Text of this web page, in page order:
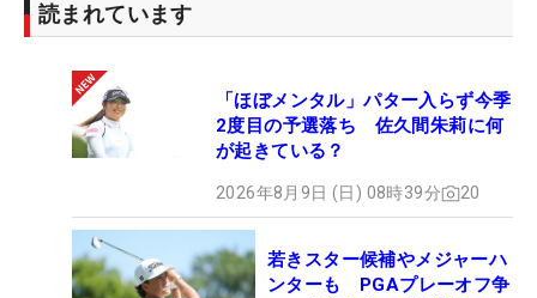
読まれています
「ほぼメンタル」パター入らず今季
2度目の予選落ち 佐久間朱莉に何
が起きている？
2026年8月9日 (日) 08時39分 20
若きスター候補やメジャーハ
ンターも PGAプレーオフ争